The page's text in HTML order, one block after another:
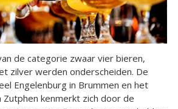
de categorie zwaar vier bieren,
zilver werden onderscheiden. De
Engelenburg in Brummen en het
kenmerkt zich door de